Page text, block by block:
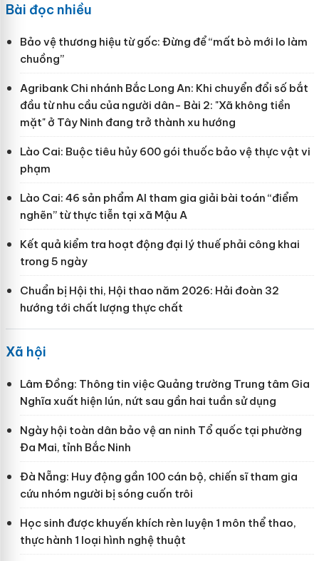
Bài đọc nhiều
Bảo vệ thương hiệu từ gốc: Đừng để “mất bò mới lo làm
chuồng”
Agribank Chi nhánh Bắc Long An: Khi chuyển đổi số bắt
đầu từ nhu cầu của người dân- Bài 2: "Xã không tiền
mặt" ở Tây Ninh đang trở thành xu hướng
Lào Cai: Buộc tiêu hủy 600 gói thuốc bảo vệ thực vật vi
phạm
Lào Cai: 46 sản phẩm AI tham gia giải bài toán “điểm
nghẽn” từ thực tiễn tại xã Mậu A
Kết quả kiểm tra hoạt động đại lý thuế phải công khai
trong 5 ngày
Chuẩn bị Hội thi, Hội thao năm 2026: Hải đoàn 32
hướng tới chất lượng thực chất
Xã hội
Lâm Đồng: Thông tin việc Quảng trường Trung tâm Gia
Nghĩa xuất hiện lún, nứt sau gần hai tuần sử dụng
Ngày hội toàn dân bảo vệ an ninh Tổ quốc tại phường
Đa Mai, tỉnh Bắc Ninh
Đà Nẵng: Huy động gần 100 cán bộ, chiến sĩ tham gia
cứu nhóm người bị sóng cuốn trôi
Học sinh được khuyến khích rèn luyện 1 môn thể thao,
thực hành 1 loại hình nghệ thuật